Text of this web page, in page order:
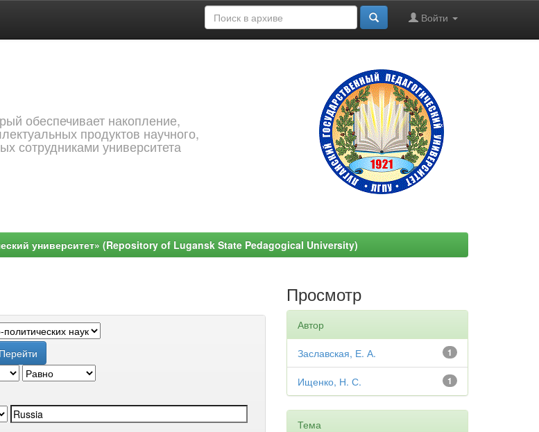
Войти
обеспечивает накопление,
продуктов научного,
сотрудниками университета
университет» (Repository of Lugansk State Pedagogical University)
Просмотр
Автор
1
Заславская, Е. А.
1
Ищенко, Н. С.
Тема